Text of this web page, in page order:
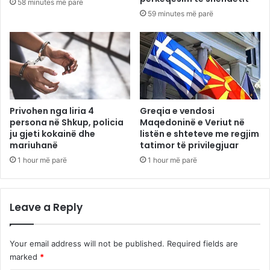
58 minutes më parë
59 minutes më parë
Privohen nga liria 4
persona në Shkup, policia
ju gjeti kokainë dhe
mariuhanë
1 hour më parë
Greqia e vendosi
Maqedoninë e Veriut në
listën e shteteve me regjim
tatimor të privilegjuar
1 hour më parë
Leave a Reply
Your email address will not be published. Required fields are
marked *